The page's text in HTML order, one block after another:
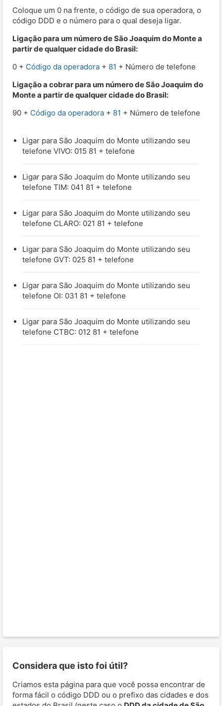
Coloque um 0 na frente, o código de sua operadora, o
código DDD e o número para o qual deseja ligar.
Ligação para um número de São Joaquim do Monte a
partir de qualquer cidade do Brasil:
0 + Código da operadora + 81 + Número de telefone
Ligação a cobrar para um número de São Joaquim do
Monte a partir de qualquer cidade do Brasil:
90 + Código da operadora + 81 + Número de telefone
Ligar para São Joaquim do Monte utilizando seu
telefone VIVO: 015 81 + telefone
Ligar para São Joaquim do Monte utilizando seu
telefone TIM: 041 81 + telefone
Ligar para São Joaquim do Monte utilizando seu
telefone CLARO: 021 81 + telefone
Ligar para São Joaquim do Monte utilizando seu
telefone GVT: 025 81 + telefone
Ligar para São Joaquim do Monte utilizando seu
telefone OI: 031 81 + telefone
Ligar para São Joaquim do Monte utilizando seu
telefone CTBC: 012 81 + telefone
Considera que isto foi útil?
Criamos esta página para que você possa encontrar de
forma fácil o código DDD ou o prefixo das cidades e dos